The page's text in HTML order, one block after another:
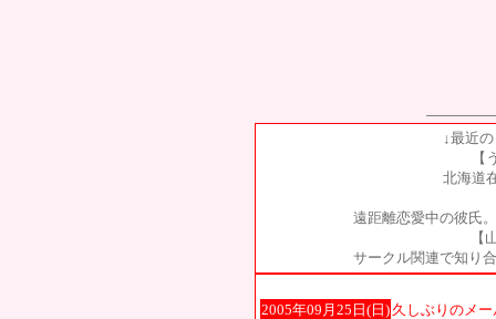
↓最近
【
北海道
遠距離恋愛中の彼氏
【
サークル関連で知り
2005年09月25日(日) 久しぶりのメー